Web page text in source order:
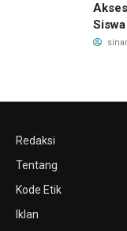
Redaksi
Tentang
Kode Etik
Iklan